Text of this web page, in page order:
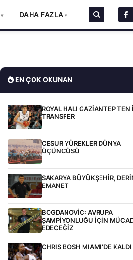
DAHA FAZLA
EN ÇOK OKUNAN
ROYAL HALI GAZİANTEP'TEN
TRANSFER
CESUR YÜREKLER DÜNYA
ÜÇÜNCÜSÜ
SAKARYA BÜYÜKŞEHİR,
EMANET
BOGDANOVİC: AVRUPA
ŞAMPİYONLUĞU İÇİN
EDECEĞİZ
CHRIS BOSH MIAMI'DE KALDI